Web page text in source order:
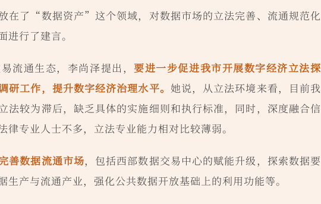
在了“数据资产”这个领域，对数据市场的立法完善、流通规范化
行了建言。
流通生态，李尚泽提出，要进一步促进我市开展数字经济立法探
研工作，提升数字经济治理水平。 她说，从立法环境来看，目前我
法较为滞后，缺乏具体的实施细则和执行标准，同时，深度融合信
律专业人士不多，立法专业能力相对比较薄弱。
善数据流通市场，包括西部数据交易中心的赋能升级，探索数据要
生产与流通产业，强化公共数据开放基础上的利用功能等。